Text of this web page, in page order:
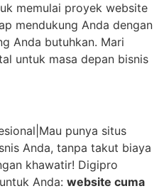
memulai proyek website
mendukung Anda dengan
Anda butuhkan. Mari
untuk masa depan bisnis
punya situs
Anda, tanpa takut biaya
khawatir! Digipro
Anda: website cuma